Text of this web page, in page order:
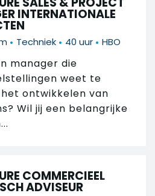
INTERNATIONALE
• Techniek • 40 uur • HBO
manager die
weet te
ontwikkelen van
Wil jij een belangrijke
COMMERCIEEL
ADVISEUR